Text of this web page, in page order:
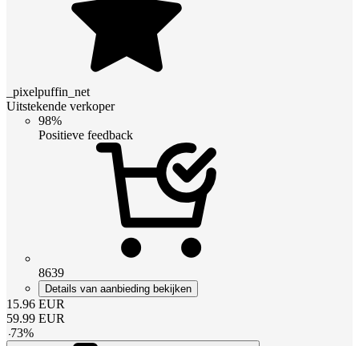
_pixelpuffin_net
Uitstekende verkoper
98%
Positieve feedback
8639
Details van aanbieding bekijken
15.96 EUR
59.99 EUR
-73%